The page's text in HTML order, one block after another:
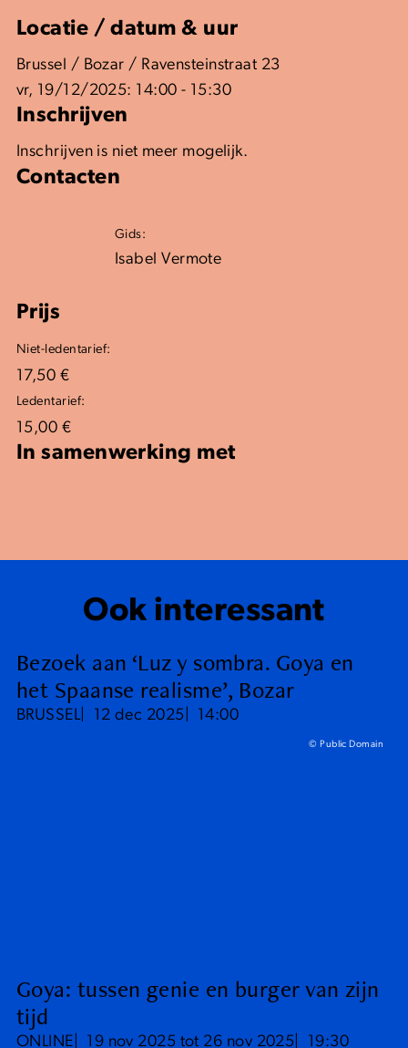
Locatie / datum & uur
Brussel / Bozar / Ravensteinstraat 23
vr, 19/12/2025: 14:00 - 15:30
Inschrijven
Inschrijven is niet meer mogelijk.
Contacten
Gids:
Isabel Vermote
Prijs
Niet-ledentarief:
17,50 €
Ledentarief:
15,00 €
In samenwerking met
Ook interessant
Bezoek aan ‘Luz y sombra. Goya en
het Spaanse realisme’, Bozar
BRUSSEL 12 dec 2025 14:00
© Public Domain
Goya: tussen genie en burger van zijn
tijd
ONLINE 19 nov 2025 tot 26 nov 2025 19:30